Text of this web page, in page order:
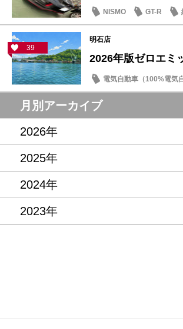
NISMO GT-R
39
明石店
2026年版ゼロエミ
電気自動車（100%電気
話題の情報
月別アーカイブ
2026年
2025年
2024年
2023年